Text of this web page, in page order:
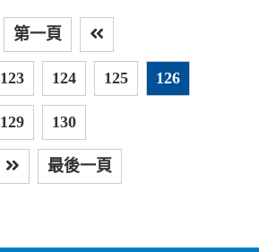
第一頁
123 124 125 126
129 130
最後一頁